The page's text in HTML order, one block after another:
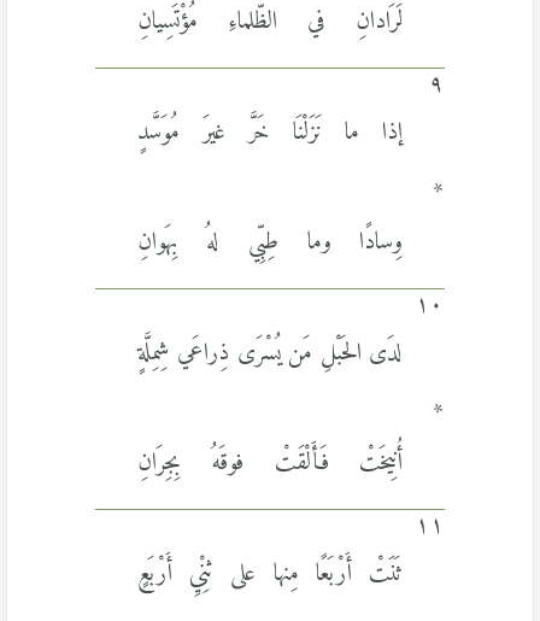
لَرَادانِ في الظّلماءِ مُؤْتَسِيانِ
٩
إذا ما نَزَلْنَا خَرَّ غيرَ مُوَسَّدٍ
*
وِسادًا وما طِبِّي لهُ بِهَوانِ
١٠
لدَى الحَبْلِ مَن يُسْرَى ذِراعَي شِمِلَّةٍ
*
أُنِيخَتْ فَأَلْقَتْ فوقَهُ بِجِرَانِ
١١
ثَنَتْ أَرْبَعًا مِنها على ثنِْيِ أَرْبَعٍ